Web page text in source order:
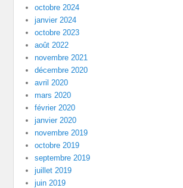
octobre 2024
janvier 2024
octobre 2023
août 2022
novembre 2021
décembre 2020
avril 2020
mars 2020
février 2020
janvier 2020
novembre 2019
octobre 2019
septembre 2019
juillet 2019
juin 2019